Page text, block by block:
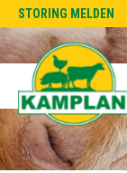
STORING MELDEN